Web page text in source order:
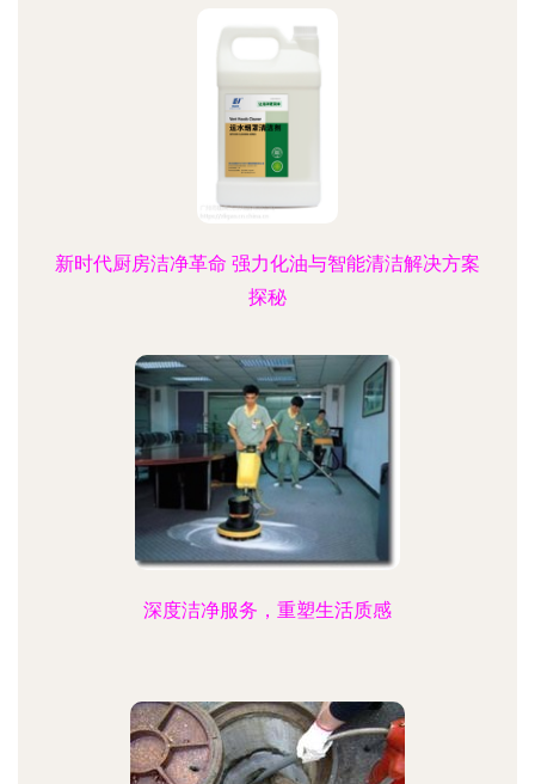
新时代厨房洁净革命 强力化油与智能清洁解决方案
探秘
深度洁净服务，重塑生活质感